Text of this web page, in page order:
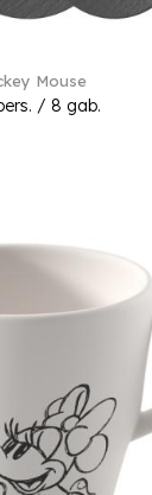
Mouse
/ 8 gab.